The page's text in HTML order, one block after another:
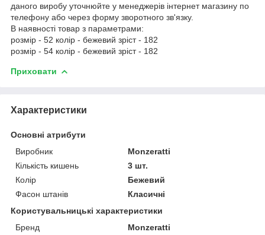
даного виробу уточнюйте у менеджерів інтернет магазину по
телефону або через форму зворотного зв'язку.
В наявності товар з параметрами:
розмір - 52 колір - бежевий зріст - 182
розмір - 54 колір - бежевий зріст - 182
Приховати
Характеристики
Основні атрибути
Виробник
Monzeratti
Кількість кишень
3 шт.
Колір
Бежевий
Фасон штанів
Класичні
Користувальницькі характеристики
Бренд
Monzeratti